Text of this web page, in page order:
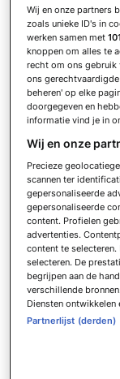
Wij en onze partners
zoals unieke ID's in
werken samen met
knoppen om alles te
recht om ons gebruik
ons
beheren' op elke
doorgegeven en
informatie vind je in
Wij en onze
Precieze
scannen ter
gepersonaliseerde
gepersonaliseerde
content. Profielen
advertenties.
content te
selecteren. De
begrijpen aan de
verschillende
Diensten ontwikkelen
Partnerlijst (derden)